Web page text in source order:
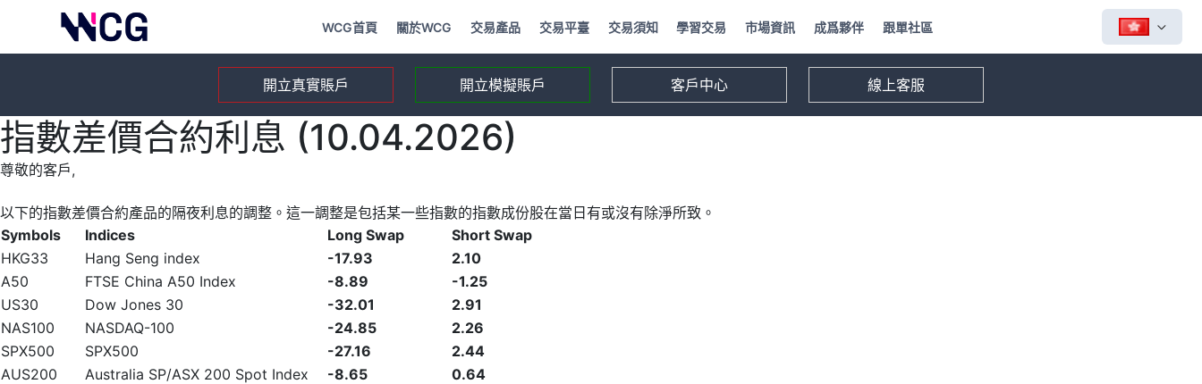
WCG首頁 關於WCG 交易產品 交易平臺 交易須知 學習交易 市場資訊 成爲夥伴 跟單社區
開立真實賬戶 開立模擬賬戶 客戶中心 線上客服
指數差價合約利息 (10.04.2026)
尊敬的客戶,
以下的指數差價合約產品的隔夜利息的調整。這一調整是包括某一些指數的指數成份股在當日有或沒有除淨所致。
Symbols
Indices Long Swap
Short Swap
HKG33
Hang Seng index -17.93
2.10
A50
FTSE China A50 Index -8.89
-1.25
US30
Dow Jones 30 -32.01
2.91
NAS100
NASDAQ-100 -24.85
2.26
SPX500
SPX500 -27.16
2.44
AUS200
Australia SP/ASX 200 Spot Index -8.65
0.64